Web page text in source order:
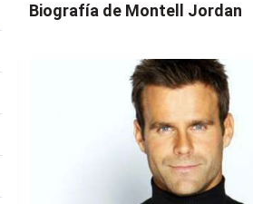
Biografía de Montell Jordan